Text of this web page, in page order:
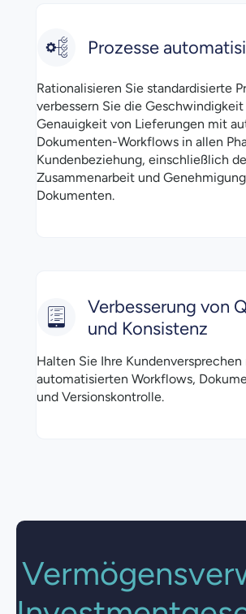
Prozesse
Rationalisieren Sie standardisierte
verbessern Sie die Geschwindigkeit
Genauigkeit von Lieferungen mit
Dokumenten-Workflows in allen
Kundenbeziehung, einschließlich
Zusammenarbeit und
Dokumenten.
Verbesserung von
und Konsistenz
Halten Sie Ihre
automatisierten Workflows,
und Versionskontrolle.